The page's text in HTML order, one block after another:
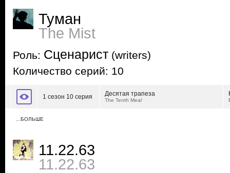
Туман
The Mist
Роль: Сценарист (writers)
Количество серий: 10
1 сезон 10 серия Десятая трапеза
The Tenth Meal
…БОЛЬШЕ
11.22.63
11.22.63